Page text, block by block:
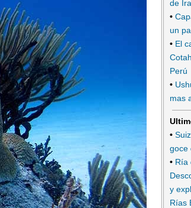
de
•
un
• El
Perú
•
mas
•
goce
• Ría
y
Rías